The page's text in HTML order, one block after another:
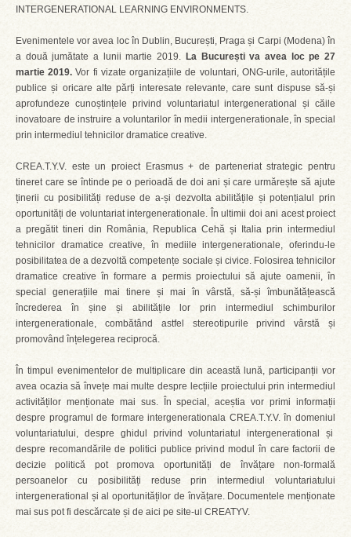
INTERGENERATIONAL LEARNING ENVIRONMENTS.
Evenimentele vor avea loc în Dublin, București, Praga și Carpi (Modena) în
a două jumătate a lunii martie 2019. La București va avea loc pe 27
martie 2019. Vor fi vizate organizațiile de voluntari, ONG-urile, autoritățile
publice și oricare alte părți interesate relevante, care sunt dispuse să-și
aprofundeze cunoștințele privind voluntariatul intergenerational și căile
inovatoare de instruire a voluntarilor în medii intergenerationale, în special
prin intermediul tehnicilor dramatice creative.
CREA.T.Y.V. este un proiect Erasmus + de parteneriat strategic pentru
tineret care se întinde pe o perioadă de doi ani și care urmărește să ajute
ținerii cu posibilități reduse de a-și dezvolta abilitățile și potențialul prin
oportunități de voluntariat intergenerationale. În ultimii doi ani acest proiect
a pregătit tineri din România, Republica Cehă și Italia prin intermediul
tehnicilor dramatice creative, în mediile intergenerationale, oferindu-le
posibilitatea de a dezvoltă competențe sociale și civice. Folosirea tehnicilor
dramatice creative în formare a permis proiectului să ajute oamenii, în
special generațiile mai tinere și mai în vârstă, să-și îmbunătățească
încrederea în șine și abilitățile lor prin intermediul schimburilor
intergenerationale, combătând astfel stereotipurile privind vârstă și
promovând înțelegerea reciprocă.
În timpul evenimentelor de multiplicare din această lună, participanții vor
avea ocazia să învețe mai multe despre lecțiile proiectului prin intermediul
activităților menționate mai sus. În special, aceștia vor primi informații
despre programul de formare intergenerationala CREA.T.Y.V. în domeniul
voluntariatului, despre ghidul privind voluntariatul intergenerational și
despre recomandările de politici publice privind modul în care factorii de
decizie politică pot promova oportunități de învățare non-formală
persoanelor cu posibilități reduse prin intermediul voluntariatului
intergenerational și al oportunităților de învățare. Documentele menționate
mai sus pot fi descărcate și de aici pe site-ul CREATYV.